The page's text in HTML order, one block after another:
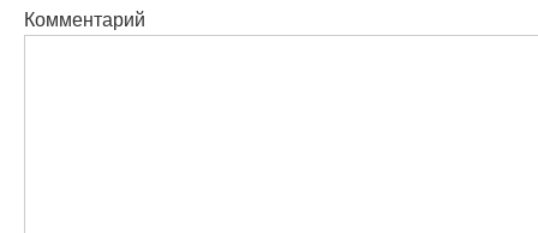
Комментарий